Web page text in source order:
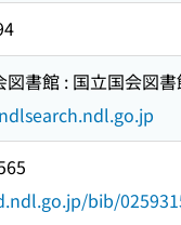
図書館 : 国立国会図
bib/